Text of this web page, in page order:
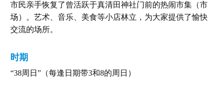
市民亲手恢复了曾活跃于真清田神社门前的热闹市集（市
场）。艺术、音乐、美食等小店林立，为大家提供了愉快
交流的场所。
时期
“38周日”（每逢日期带3和8的周日）